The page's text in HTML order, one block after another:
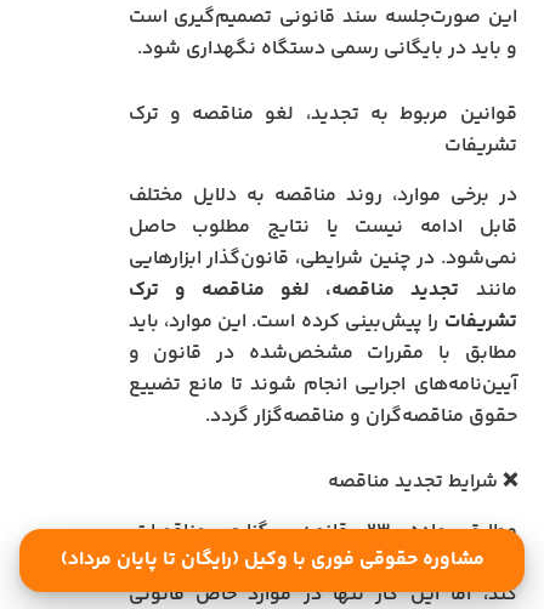
این صورت‌جلسه سند قانونی تصمیم‌گیری است
و باید در بایگانی رسمی دستگاه نگهداری شود.
قوانین مربوط به تجدید، لغو مناقصه و ترک
تشریفات
در برخی موارد، روند مناقصه به دلایل مختلف
قابل ادامه نیست یا نتایج مطلوب حاصل
نمی‌شود. در چنین شرایطی، قانون‌گذار ابزارهایی
مانند تجدید مناقصه، لغو مناقصه و ترک
تشریفات را پیش‌بینی کرده است. این موارد، باید
مطابق با مقررات مشخص‌شده در قانون و
آیین‌نامه‌های اجرایی انجام شوند تا مانع تضییع
حقوق مناقصه‌گران و مناقصه‌گزار گردد.
❌ شرایط تجدید مناقصه
مطابق ماده ۲۳ قانون برگزاری مناقصات،
دستگاه مناقصه‌گزار می‌تواند مناقصه را تجدید
کند، اما این کار تنها در موارد خاص قانونی
مشاوره حقوقی فوری با وکیل (رایگان تا پایان مرداد)